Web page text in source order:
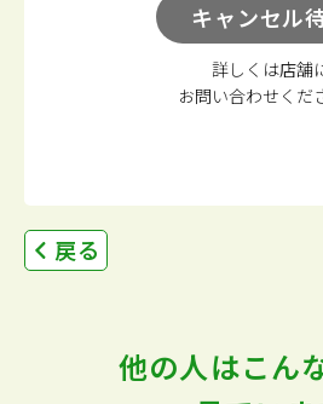
キャンセル
詳しくは店舗
お問い合わせくだ
戻る
他の人はこん